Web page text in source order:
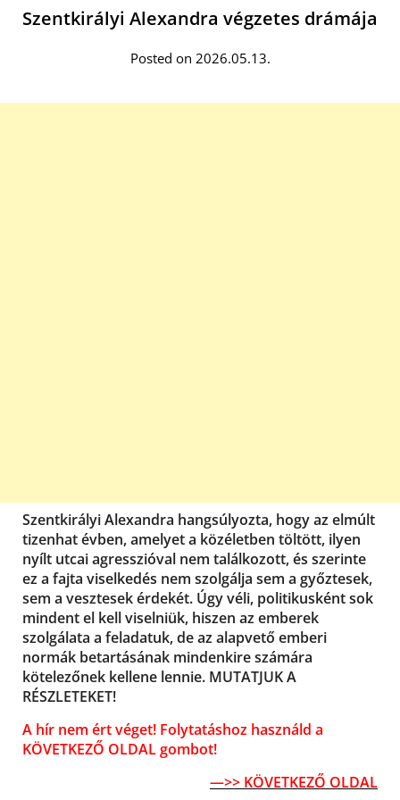
Szentkirályi Alexandra végzetes drámája
Posted on 2026.05.13.
Szentkirályi Alexandra hangsúlyozta, hogy az elmúlt
tizenhat évben, amelyet a közéletben töltött, ilyen
nyílt utcai agresszióval nem találkozott, és szerinte
ez a fajta viselkedés nem szolgálja sem a győztesek,
sem a vesztesek érdekét. Úgy véli, politikusként sok
mindent el kell viselniük, hiszen az emberek
szolgálata a feladatuk, de az alapvető emberi
normák betartásának mindenkire számára
kötelezőnek kellene lennie. MUTATJUK A
RÉSZLETEKET!
A hír nem ért véget! Folytatáshoz használd a
KÖVETKEZŐ OLDAL gombot!
—>> KÖVETKEZŐ OLDAL